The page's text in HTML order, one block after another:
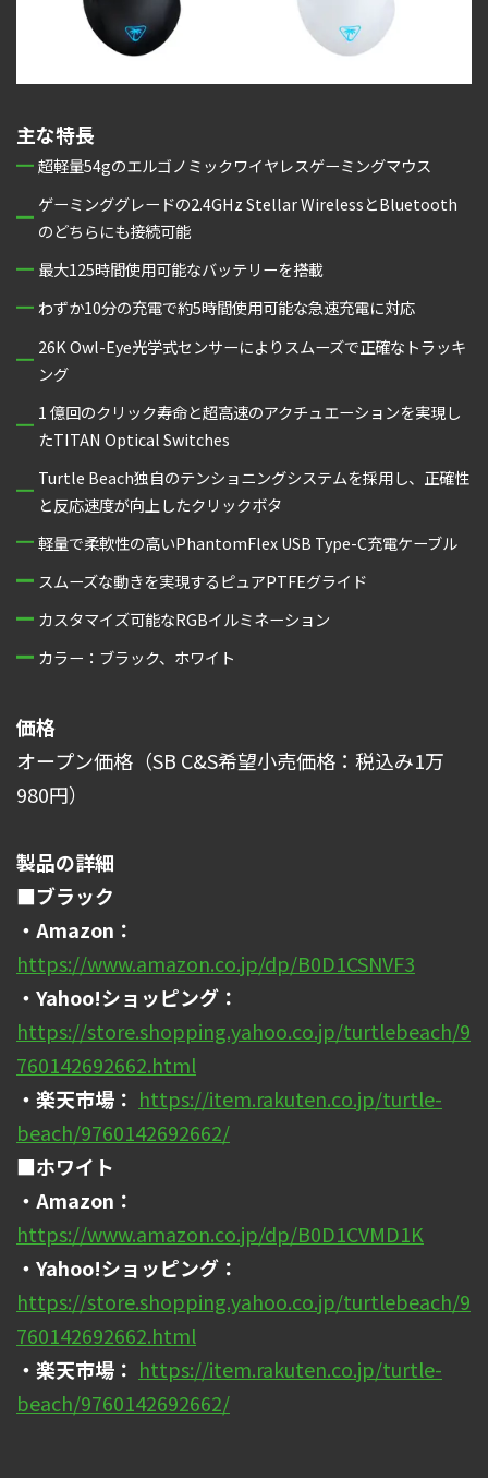
主な特長
超軽量54gのエルゴノミックワイヤレスゲーミングマウス
ゲーミンググレードの2.4GHz Stellar WirelessとBluetooth
のどちらにも接続可能
最大125時間使用可能なバッテリーを搭載
わずか10分の充電で約5時間使用可能な急速充電に対応
26K Owl-Eye光学式センサーによりスムーズで正確なトラッキ
ング
1 億回のクリック寿命と超高速のアクチュエーションを実現し
たTITAN Optical Switches
Turtle Beach独自のテンショニングシステムを採用し、正確性
と反応速度が向上したクリックボタ
軽量で柔軟性の高いPhantomFlex USB Type-C充電ケーブル
スムーズな動きを実現するピュアPTFEグライド
カスタマイズ可能なRGBイルミネーション
カラー：ブラック、ホワイト
価格
オープン価格（SB C&S希望小売価格：税込み1万
980円）
製品の詳細
■ブラック
・Amazon：
https://www.amazon.co.jp/dp/B0D1CSNVF3
・Yahoo!ショッピング：
https://store.shopping.yahoo.co.jp/turtlebeach/9
760142692662.html
・楽天市場： https://item.rakuten.co.jp/turtle-
beach/9760142692662/
■ホワイト
・Amazon：
https://www.amazon.co.jp/dp/B0D1CVMD1K
・Yahoo!ショッピング：
https://store.shopping.yahoo.co.jp/turtlebeach/9
760142692662.html
・楽天市場： https://item.rakuten.co.jp/turtle-
beach/9760142692662/